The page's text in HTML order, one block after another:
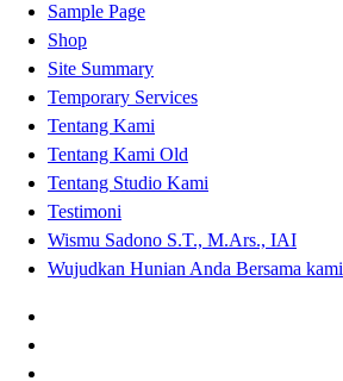
Sample Page
Shop
Site Summary
Temporary Services
Tentang Kami
Tentang Kami Old
Tentang Studio Kami
Testimoni
Wismu Sadono S.T., M.Ars., IAI
Wujudkan Hunian Anda Bersama kami